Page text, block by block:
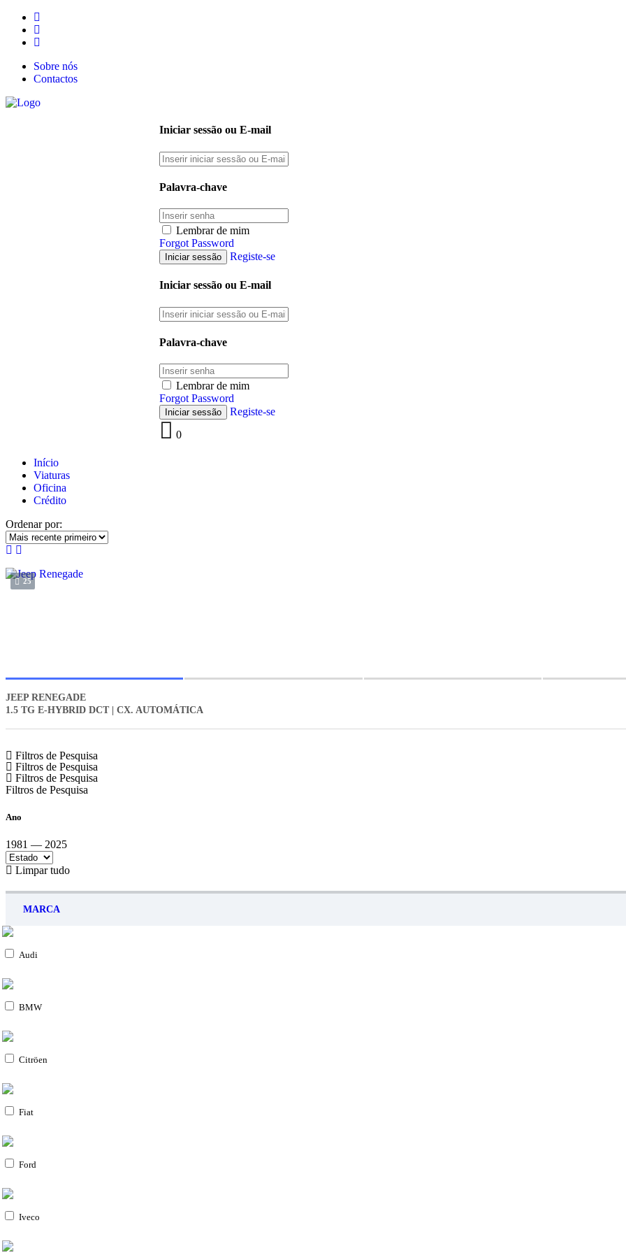
Sobre nós
Contactos
Iniciar sessão ou E-mail
Palavra-chave
Lembrar de mim
Forgot Password
Registe-se
Iniciar sessão ou E-mail
Palavra-chave
Lembrar de mim
Forgot Password
Registe-se
0
Início
Viaturas
Oficina
Crédito
Ordenar por:
25
JEEP RENEGADE
1.5 TG E-HYBRID DCT | CX. AUTOMÁTICA
Filtros de Pesquisa
Filtros de Pesquisa
Filtros de Pesquisa
Filtros de Pesquisa
Ano
1981 — 2025
Limpar tudo
MARCA
Audi
BMW
Citröen
Fiat
Ford
Iveco